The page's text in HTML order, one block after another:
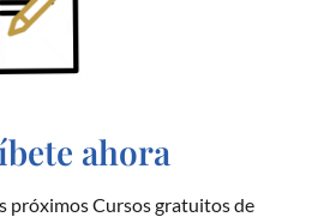
ahora
próximos Cursos gratuitos de